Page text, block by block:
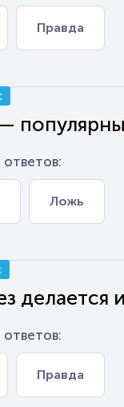
Правда
Ложь
делается
Правда